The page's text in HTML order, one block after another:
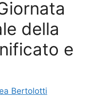
della
e
Bertolotti